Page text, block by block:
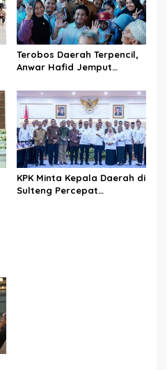
Terobos Daerah Terpencil,
Anwar Hafid Jemput
“Tak Boleh Ada Wilayah
yang Tertinggal”
KPK Minta Kepala Daerah di
Sulteng Percepat